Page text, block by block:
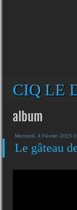
CIQ LE
album
Mercredi, 4 Février 2015
Le gâteau